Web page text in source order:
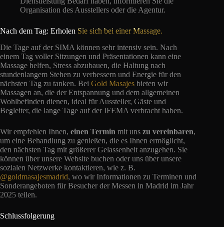
Organisation des Ausstellers oder die Agentur.
Nach dem Tag: Erholen Sie sich bei einer Massage.
Die Tage auf der SIMA können sehr intensiv sein. Nach
einem Tag voller Sitzungen und Präsentationen kann eine
Massage helfen, Stress abzubauen, die Haltung nach
stundenlangem Stehen zu verbessern und Energie für den
nächsten Tag zu tanken. Bei Gold Masajes bieten wir
Massagen an, die der Entspannung und dem allgemeinen
Wohlbefinden dienen, ideal für Aussteller, Gäste und
Begleiter, die lange Tage auf der IFEMA verbracht haben.
Wir empfehlen Ihnen, einen Termin mit uns zu vereinbaren,
um eine Behandlung zu genießen, die es Ihnen ermöglicht,
den nächsten Tag mit größerer Gelassenheit anzugehen. Sie
können über unsere Website buchen oder uns über unsere
sozialen Netzwerke kontaktieren, wie z. B.
@goldmasajesmadrid, wo wir Informationen zu Terminen und
Sonderangeboten für Besucher der Messen in Madrid im Jahr
2025 teilen.
Schlussfolgerung